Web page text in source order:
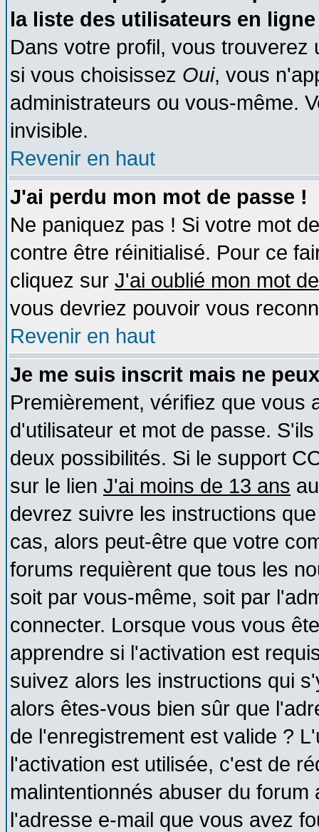
la liste des utilisateurs en
Dans votre profil, vous trouverez
si vous choisissez Oui, vous
administrateurs ou vous-même.
invisible.
Revenir en haut
J'ai perdu mon mot de passe !
Ne paniquez pas ! Si votre mot
contre être réinitialisé. Pour ce
cliquez sur J'ai oublié mon mot
vous devriez pouvoir vous
Revenir en haut
Je me suis inscrit mais ne
Premièrement, vérifiez que vous
d'utilisateur et mot de passe.
deux possibilités. Si le support
sur le lien J'ai moins de 13 ans
devrez suivre les instructions
cas, alors peut-être que votre
forums requièrent que tous les
soit par vous-même, soit par
connecter. Lorsque vous vous
apprendre si l'activation est
suivez alors les instructions qui
alors êtes-vous bien sûr que
de l'enregistrement est valide ?
l'activation est utilisée, c'est de
malintentionnés abuser du
l'adresse e-mail que vous avez